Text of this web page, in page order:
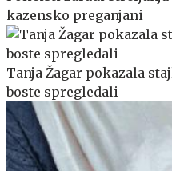
kazensko preganjani
Tanja Žagar pokazala
boste spregledali